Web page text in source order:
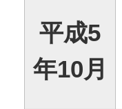
平成5
年10月